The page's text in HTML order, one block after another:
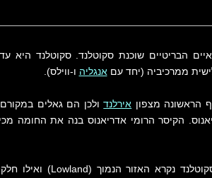
הבריטיים שוכנת סקוטלנד. סקוטלנד היא
ממרכיביה (יחד עםאנגליה ו-ווילס).
הראשונה מצפון אירלנדולכן הם גאלים
הקיסר הרומי אדריאנוס בנה את החומה